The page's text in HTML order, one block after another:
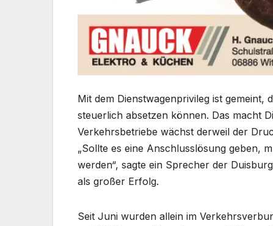
Mit dem Dienstwagenprivileg ist
steuerlich absetzen können. Das macht
Verkehrsbetriebe wächst derweil der
„Sollte es eine Anschlusslösung geben,
werden“, sagte ein Sprecher der
als großer Erfolg.
Seit Juni wurden allein im